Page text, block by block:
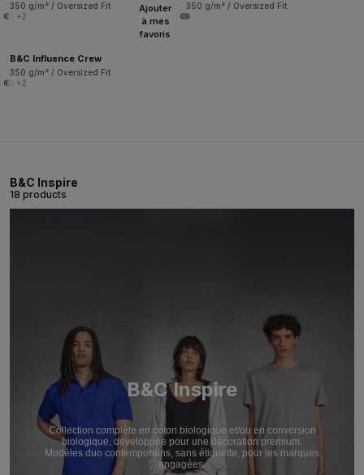
350 g/m² / Oversized Fit
+2
350 g/m² / Oversized Fit
Ajouter
à mes
favoris
B&C Influence Crew
350 g/m² / Oversized Fit
+2
B&C Inspire
18 products
B&C Inspire
Collection complète en coton biologique et/ou en conversion
biologique, développée pour une décoration premium.
Modèles duo contemporains, sans étiquette, pour les marques
engagées.